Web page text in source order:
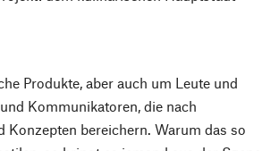
Produkte, aber auch um Leute und
Kommunikatoren, die nach
bereichern. Warum das so